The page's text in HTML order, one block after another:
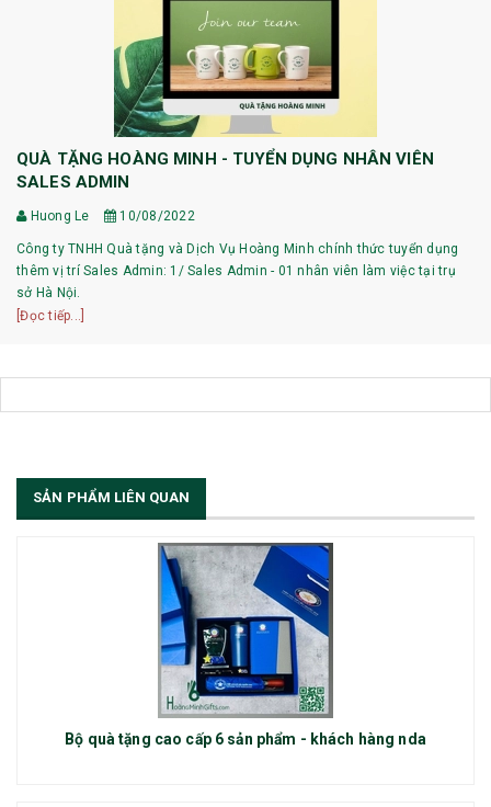
QUÀ TẶNG HOÀNG MINH - TUYỂN DỤNG NHÂN VIÊN
SALES ADMIN
Huong Le 10/08/2022
Công ty TNHH Quà tặng và Dịch Vụ Hoàng Minh chính thức tuyển dụng
thêm vị trí Sales Admin: 1/ Sales Admin - 01 nhân viên làm việc tại trụ
sở Hà Nội.
[Đọc tiếp...]
SẢN PHẨM LIÊN QUAN
Bộ quà tặng cao cấp 6 sản phẩm - khách hàng nda